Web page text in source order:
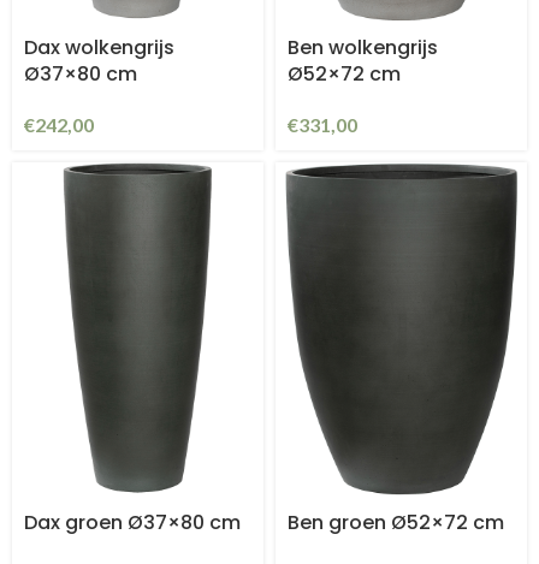
Dax wolkengrijs
Ø37×80 cm
€242,00
Ben wolkengrijs
Ø52×72 cm
€331,00
Dax groen Ø37×80 cm Ben groen Ø52×72 cm